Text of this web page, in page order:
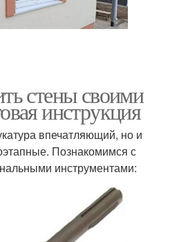
стены своими
инструкция
впечатляющий, но и
Познакомимся с
инструментами: